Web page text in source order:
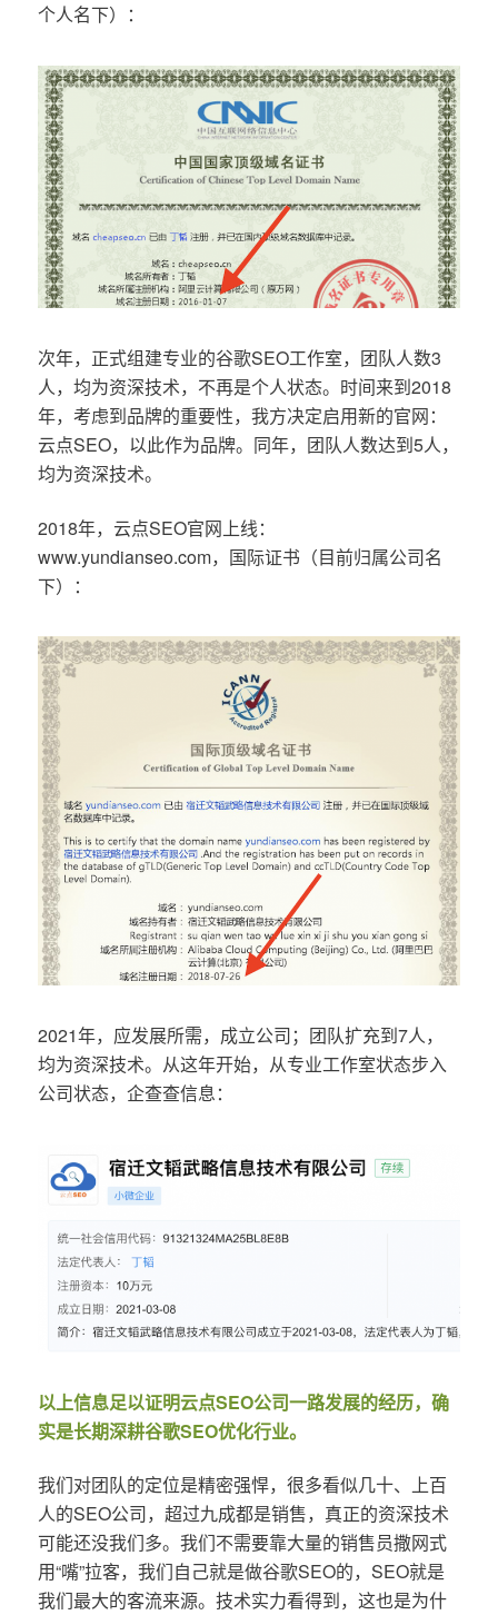
个人名下）：
次年，正式组建专业的谷歌SEO工作室，团队人数3
人，均为资深技术，不再是个人状态。时间来到2018
年，考虑到品牌的重要性，我方决定启用新的官网：
云点SEO，以此作为品牌。同年，团队人数达到5人，
均为资深技术。
2018年，云点SEO官网上线：
www.yundianseo.com，国际证书（目前归属公司名
下）：
2021年，应发展所需，成立公司；团队扩充到7人，
均为资深技术。从这年开始，从专业工作室状态步入
公司状态，企查查信息：
以上信息足以证明云点SEO公司一路发展的经历，确
实是长期深耕谷歌SEO优化行业。
我们对团队的定位是精密强悍，很多看似几十、上百
人的SEO公司，超过九成都是销售，真正的资深技术
可能还没我们多。我们不需要靠大量的销售员撒网式
用“嘴”拉客，我们自己就是做谷歌SEO的，SEO就是
我们最大的客流来源。技术实力看得到，这也是为什